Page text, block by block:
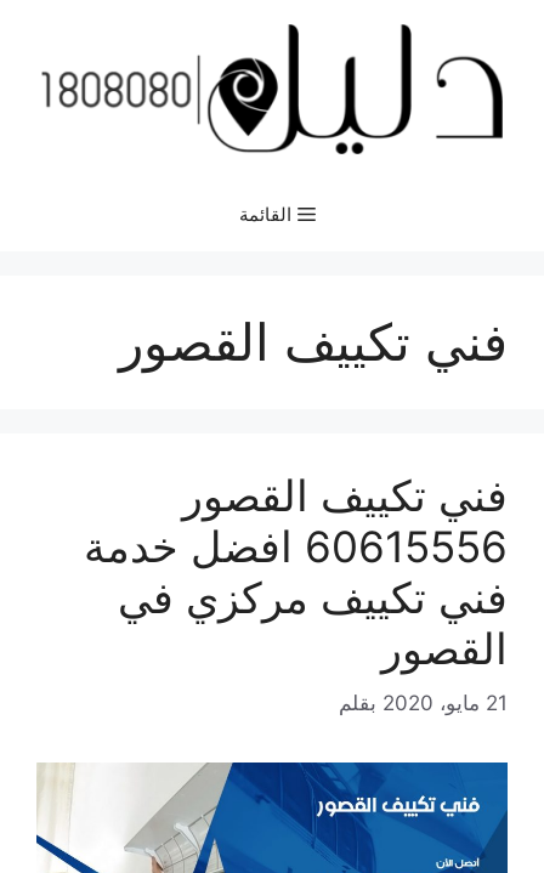
المحتوى
القائمة
فني تكييف القصور
فني تكييف القصور
60615556 افضل خدمة
فني تكييف مركزي في
القصور
21 مايو، 2020 بقلم